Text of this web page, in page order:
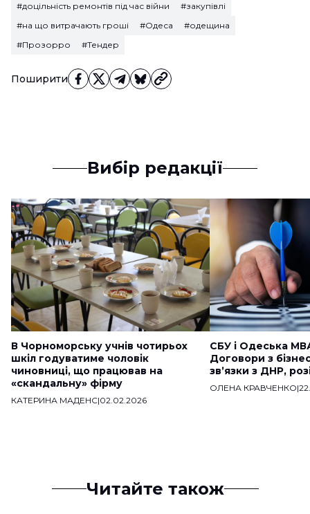
Поширити
#доцільність ремонтів під час війни
#закупівлі
#на що витрачають гроші
#Одеса
#одещина
#Прозорро
#Тендер
Вибір редакції
В Чорноморську учнів чотирьох
шкіл годуватиме чоловік
чиновниці, що працював на
«скандальну» фірму
КАТЕРИНА МАДЕНС|02.02.2026
СБУ і Одеська
Договори з
звʼязки з ДНР,
ОЛЕНА КРАВЧЕНКО|
Читайте також